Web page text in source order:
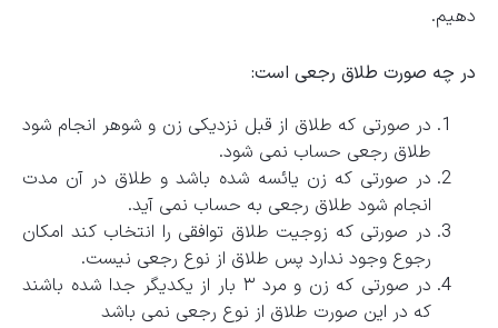
دهیم.
در چه صورت طلاق رجعی است:
در صورتی که طلاق از قبل نزدیکی زن و شوهر انجام شود
طلاق رجعی حساب نمی شود.
در صورتی که زن یائسه شده باشد و طلاق در آن مدت
انجام شود طلاق رجعی به حساب نمی آید.
در صورتی که زوجیت طلاق توافقی را انتخاب کند امکان
رجوع وجود ندارد پس طلاق از نوع رجعی نیست.
در صورتی که زن و مرد ۳ بار از یکدیگر جدا شده باشند
که در این صورت طلاق از نوع رجعی نمی باشد